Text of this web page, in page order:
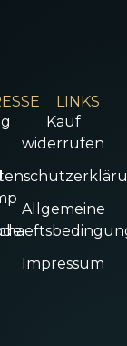
LINKS
Kauf
widerrufen
Allgemeine
Impressum